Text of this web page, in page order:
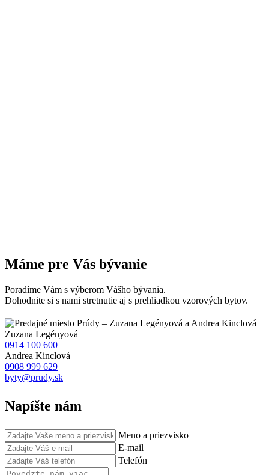
Máme pre Vás bývanie
Poradíme Vám s výberom Vášho bývania.
Dohodnite si s nami stretnutie aj s prehliadkou vzorových bytov.
Zuzana Legényová
0914 100 600
Andrea Kinclová
0908 999 629
byty@prudy.sk
Napíšte nám
Meno a priezvisko
E-mail
Telefón